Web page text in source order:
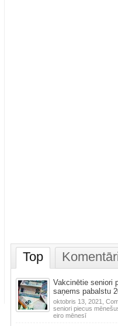
Top
Vakcinētie seniori
saņems pabalstu
oktobris 13, 2021,
seniori piecus
eiro mēnesī